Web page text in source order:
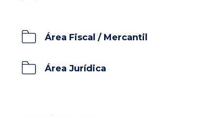
Área Fiscal / Mercantil
Área Jurídica